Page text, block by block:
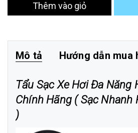
Thêm vào giỏ
Mô tả Hướng dẫn mua
Tẩu Sạc Xe Hơi Đa Năng
Chính Hãng ( Sạc Nhanh
)